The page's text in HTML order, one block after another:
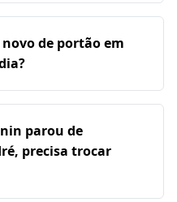
de portão em
parou de
precisa trocar